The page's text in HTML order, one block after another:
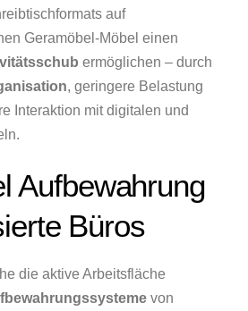
auf
Geramöbel-Möbel einen
ermöglichen – durch
, geringere Belastung
Interaktion mit digitalen und
Aufbewahrung
Büros
die aktive Arbeitsfläche
von